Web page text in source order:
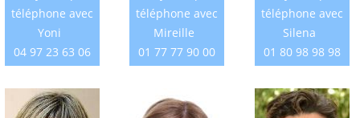
téléphone avec
Yoni
04 97 23 63 06
téléphone avec
Mireille
01 77 77 90 00
téléphone avec
Silena
01 80 98 98 98